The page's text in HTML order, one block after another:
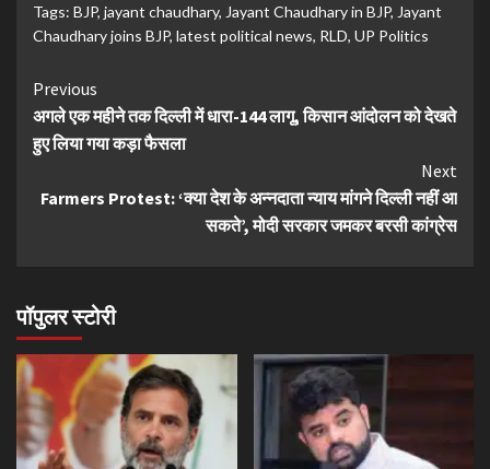
Tags: BJP, jayant chaudhary, Jayant Chaudhary in BJP, Jayant
Chaudhary joins BJP, latest political news, RLD, UP Politics
Continue
Reading
Previous
अगले एक महीने तक दिल्ली में धारा-144 लागू, किसान आंदोलन को देखते
हुए लिया गया कड़ा फैसला
Next
Farmers Protest: ‘क्या देश के अन्नदाता न्याय मांगने दिल्ली नहीं आ
सकते’, मोदी सरकार जमकर बरसी कांग्रेस
पॉपुलर स्टोरी